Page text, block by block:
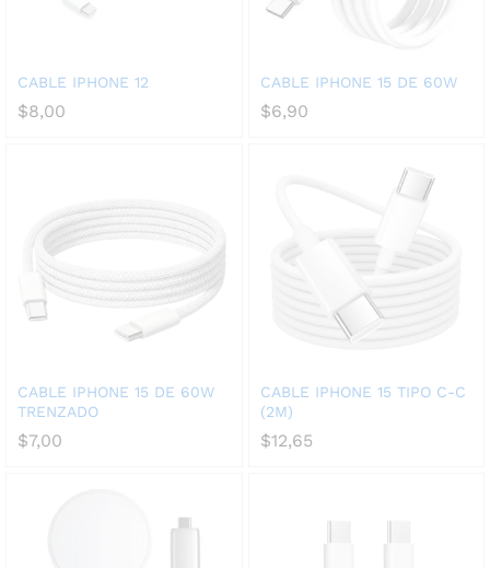
CABLE IPHONE 12
$8,00
CABLE IPHONE 15 DE 60W
$6,90
CABLE IPHONE 15 DE 60W
TRENZADO
$7,00
CABLE IPHONE 15 TIPO C-C
(2M)
$12,65